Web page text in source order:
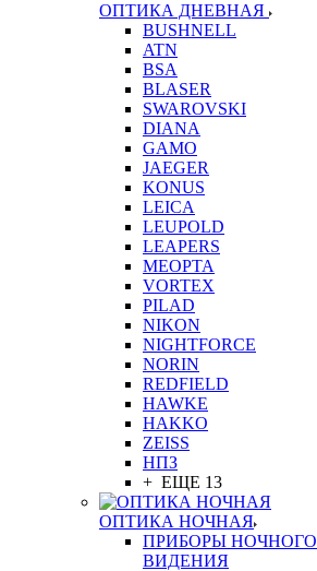
ОПТИКА ДНЕВНАЯ
BUSHNELL
ATN
BSA
BLASER
SWAROVSKI
DIANA
GAMO
JAEGER
KONUS
LEICA
LEUPOLD
LEAPERS
MEOPTA
VORTEX
PILAD
NIKON
NIGHTFORCE
NORIN
REDFIELD
HAWKE
HAKKO
ZEISS
НПЗ
+ ЕЩЕ 13
ОПТИКА НОЧНАЯ
ПРИБОРЫ НОЧНОГО
ВИДЕНИЯ